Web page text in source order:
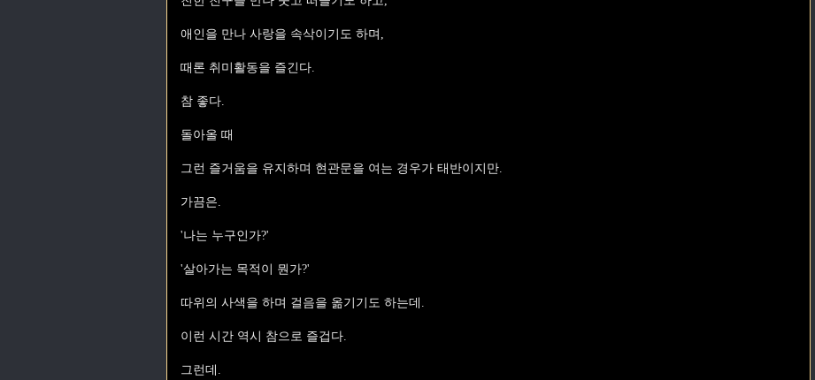
애인을 만나 사랑을 속삭이기도 하며,
때론 취미활동을 즐긴다.
참 좋다.
돌아올 때
그런 즐거움을 유지하며 현관문을 여는 경우가 태반이지만.
가끔은.
'나는 누구인가?'
'살아가는 목적이 뭔가?'
따위의 사색을 하며 걸음을 옮기기도 하는데.
이런 시간 역시 참으로 즐겁다.
그런데.